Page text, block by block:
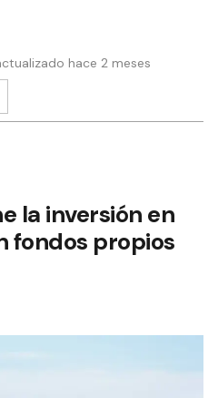
hace 2 meses
la inversión en
fondos propios